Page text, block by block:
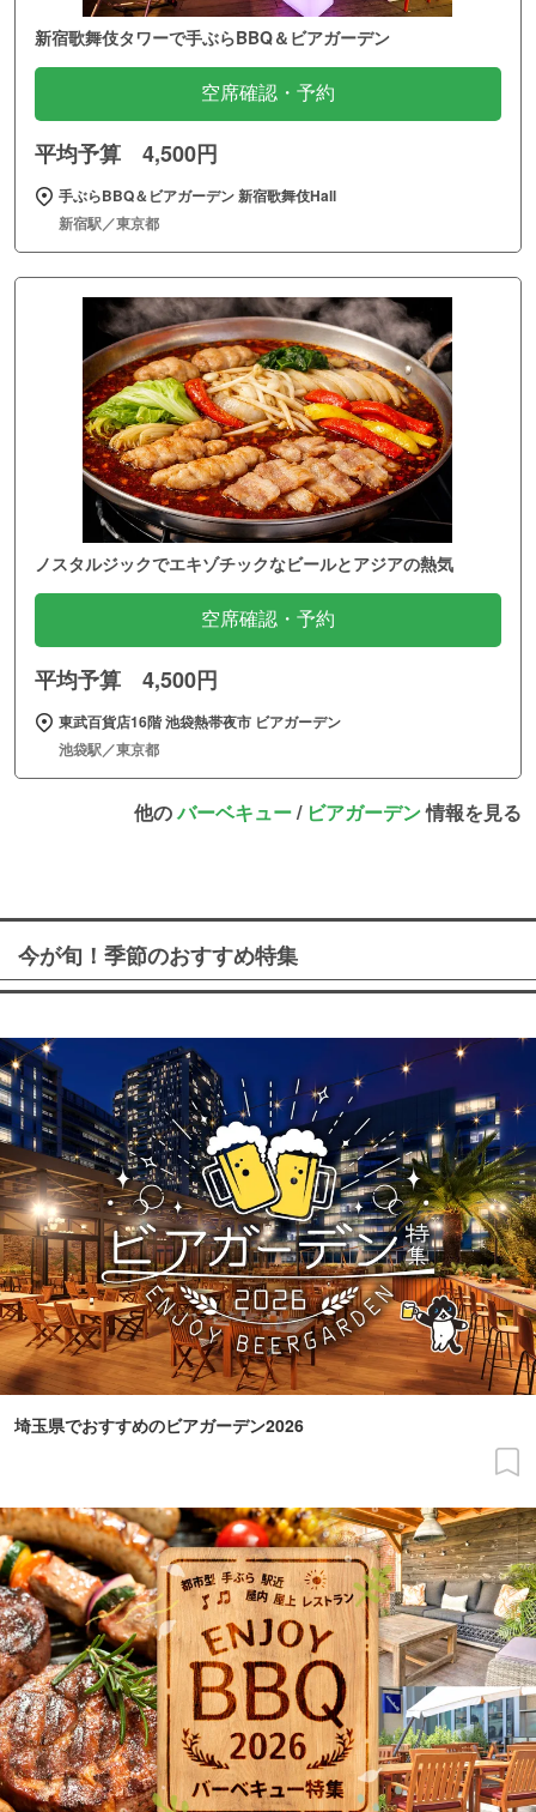
新宿歌舞伎タワーで手ぶらBBQ＆ビアガーデン
空席確認・予約
平均予算 4,500円
手ぶらBBQ＆ビアガーデン 新宿歌舞伎Hall
新宿駅／東京都
ノスタルジックでエキゾチックなビールとアジアの熱気
空席確認・予約
平均予算 4,500円
東武百貨店16階 池袋熱帯夜市 ビアガーデン
池袋駅／東京都
他のバーベキュー/ ビアガーデン情報を見る
今が旬！季節のおすすめ特集
埼玉県でおすすめのビアガーデン2026